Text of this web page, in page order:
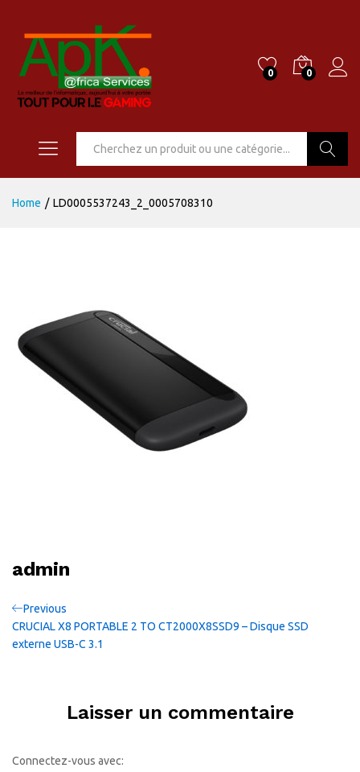
0 0
Home / LD0005537243_2_0005708310
admin
Navigation
de
Previous
Post
Previous
CRUCIAL X8 PORTABLE 2 TO CT2000X8SSD9 – Disque SSD
externe USB-C 3.1
Laisser un commentaire
Connectez-vous avec: